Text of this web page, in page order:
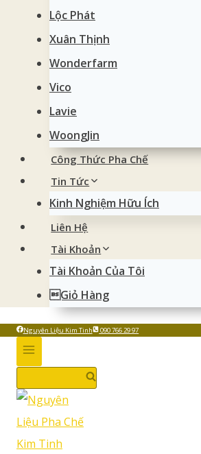
Lộc Phát
Xuân Thịnh
Wonderfarm
Vico
Lavie
WoongJin
Công Thức Pha Chế
Tin Tức
Kinh Nghiệm Hữu Ích
Liên Hệ
Tài Khoản
Tài Khoản Của Tôi
Giỏ Hàng
Nguyên Liệu Kim Tinh 090 766 29 97